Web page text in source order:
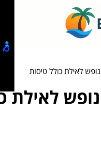
לאילת כולל טיסות
לאילת